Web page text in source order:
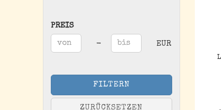
PREIS
PREIS
Preis bis - EUR
FILTERN
ZURÜCKSETZEN